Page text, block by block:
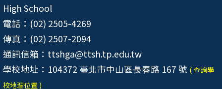
High School
電話：(02) 2505-4269
傳真：(02) 2507-2094
通訊信箱：ttshga@ttsh.tp.edu.tw
學校地址：104372 臺北市中山區長春路 167 號 ( 查詢學
校地理位置 )